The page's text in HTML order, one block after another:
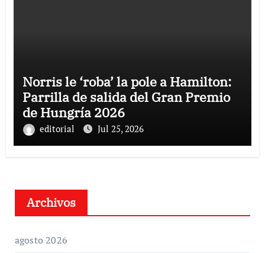
Norris le ‘roba’ la pole a Hamilton:
Parrilla de salida del Gran Premio
de Hungría 2026
editorial Jul 25, 2026
Archivos
agosto 2026